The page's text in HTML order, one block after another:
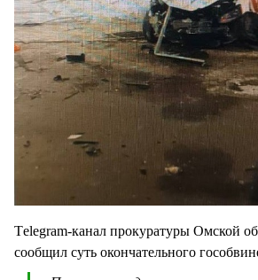
Тelegram-канал прокуратуры Омской
сообщил суть окончательного